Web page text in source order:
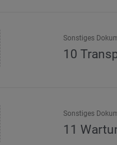
Sonstiges
10
Sonstiges
11